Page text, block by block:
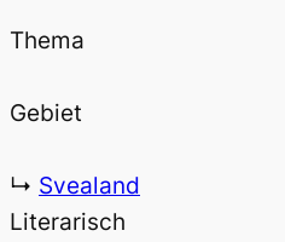
Thema
Gebiet
↳ Svealand
Literarisch